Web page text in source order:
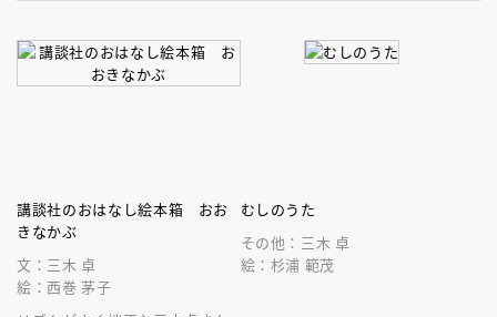
講談社のおはなし絵本箱 おお
きなかぶ
文：三木 卓
絵：西巻 茅子
むしのうた
その他：三木 卓
絵：杉浦 範茂